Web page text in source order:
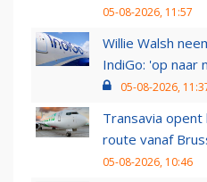
05-08-2026, 11:57
Willie Walsh
IndiGo: 'op naar
05-08-2026,
Transavia
route vanaf
05-08-2026, 10:46